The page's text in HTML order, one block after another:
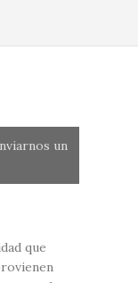
un
que